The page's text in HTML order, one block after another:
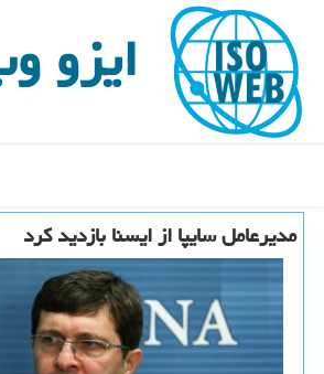
ایزو
مدیرعامل سایپا از ایسنا بازدید كرد